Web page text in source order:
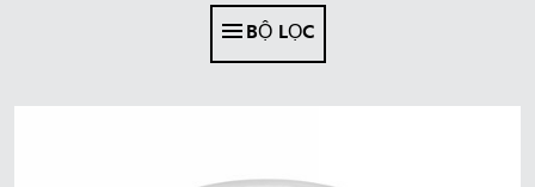
Việt Nam (VN) BỘ LỌC